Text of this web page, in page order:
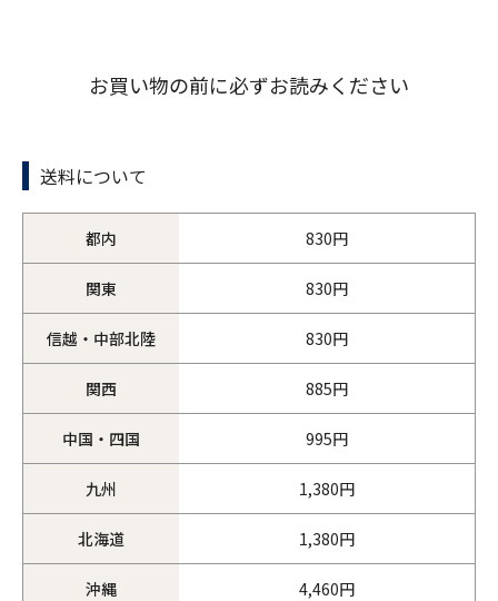
お買い物の前に必ずお読みください
送料について
都内 830円
関東 830円
信越・中部北陸 830円
関西 885円
中国・四国 995円
九州 1,380円
北海道 1,380円
沖縄 4,460円